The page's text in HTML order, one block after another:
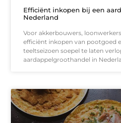
Efficiënt inkopen bij een
Nederland
Voor akkerbouwers,
efficiënt inkopen van pootgoed
teeltseizoen soepel te laten
aardappelgroothandel in